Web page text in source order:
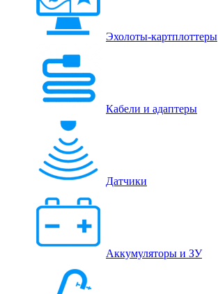
Эхолоты-картплоттеры
Кабели и адаптеры
Датчики
Аккумуляторы и ЗУ